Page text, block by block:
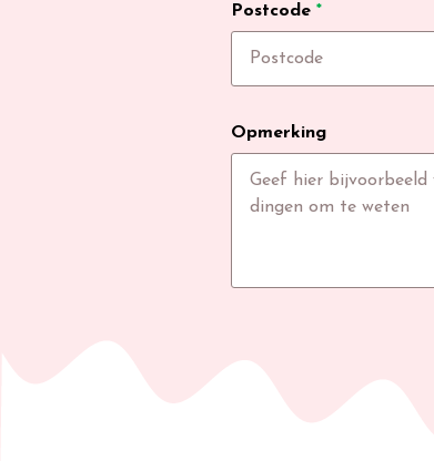
Postcode *
Opmerking